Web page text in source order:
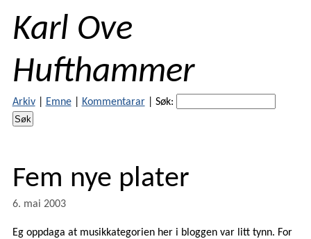
Karl Ove
Hufthammer
Arkiv| Emne| Kommentarar| Søk:
Fem nye plater
6. mai 2003
Eg oppdaga at musikkategorien her i bloggen var litt tynn. For